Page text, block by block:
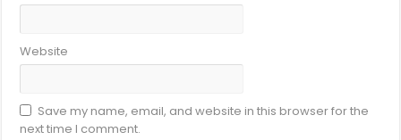
Website
Save my name, email, and website in this browser for the
next time I comment.